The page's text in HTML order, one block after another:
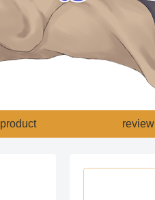
product review